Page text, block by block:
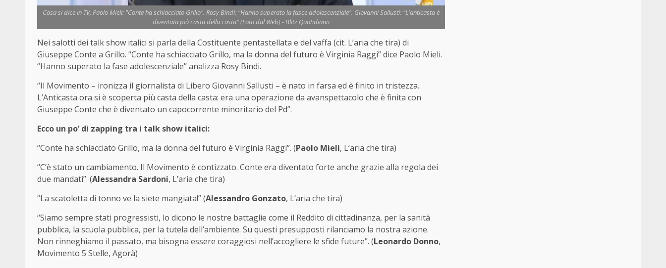
Cosa si dice in TV, Paolo Mieli: "Conte ha schiacciato Grillo". Rosy Bindi: "Hanno superato la fasce adolescenziale". Giovanni Sallusti: "L'anticasta è
diventata più casta della casta" (Foto dal Web) - Blitz Quotidiano
Nei salotti dei talk show italici si parla della Costituente pentastellata e del vaffa (cit. L’aria che tira) di
Giuseppe Conte a Grillo. “Conte ha schiacciato Grillo, ma la donna del futuro è Virginia Raggi” dice Paolo Mieli.
“Hanno superato la fase adolescenziale” analizza Rosy Bindi.
“Il Movimento – ironizza il giornalista di Libero Giovanni Sallusti – è nato in farsa ed è finito in tristezza.
L’Anticasta ora si è scoperta più casta della casta: era una operazione da avanspettacolo che è finita con
Giuseppe Conte che è diventato un capocorrente minoritario del Pd”.
Ecco un po’ di zapping tra i talk show italici:
“Conte ha schiacciato Grillo, ma la donna del futuro è Virginia Raggi”. (Paolo Mieli, L’aria che tira)
“C’è stato un cambiamento. Il Movimento è contizzato. Conte era diventato forte anche grazie alla regola dei
due mandati”. (Alessandra Sardoni, L’aria che tira)
“La scatoletta di tonno ve la siete mangiata!” (Alessandro Gonzato, L’aria che tira)
“Siamo sempre stati progressisti, lo dicono le nostre battaglie come il Reddito di cittadinanza, per la sanità
pubblica, la scuola pubblica, per la tutela dell’ambiente. Su questi presupposti rilanciamo la nostra azione.
Non rinneghiamo il passato, ma bisogna essere coraggiosi nell’accogliere le sfide future”. (Leonardo Donno,
Movimento 5 Stelle, Agorà)